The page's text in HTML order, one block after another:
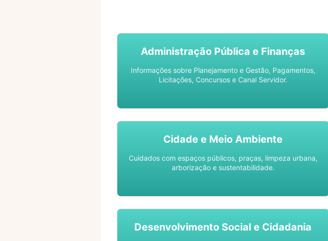
Administração Pública e Finanças
Informações sobre Planejamento e Gestão, Pagamentos,
Licitações, Concursos e Canal Servidor.
Cidade e Meio Ambiente
Cuidados com espaços públicos, praças, limpeza urbana,
arborização e sustentabilidade.
Desenvolvimento Social e Cidadania